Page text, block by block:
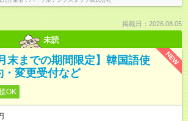
掲載日：2026.08.05
未読
NEW
末までの期間限定】韓国語使
・変更受付など
OK